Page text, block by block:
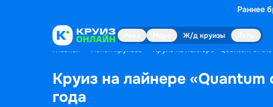
Раннее
Ж/д круизы
Главная Поиск круизов Круиз на лайнере «Quantum of
Круиз на лайнере
года